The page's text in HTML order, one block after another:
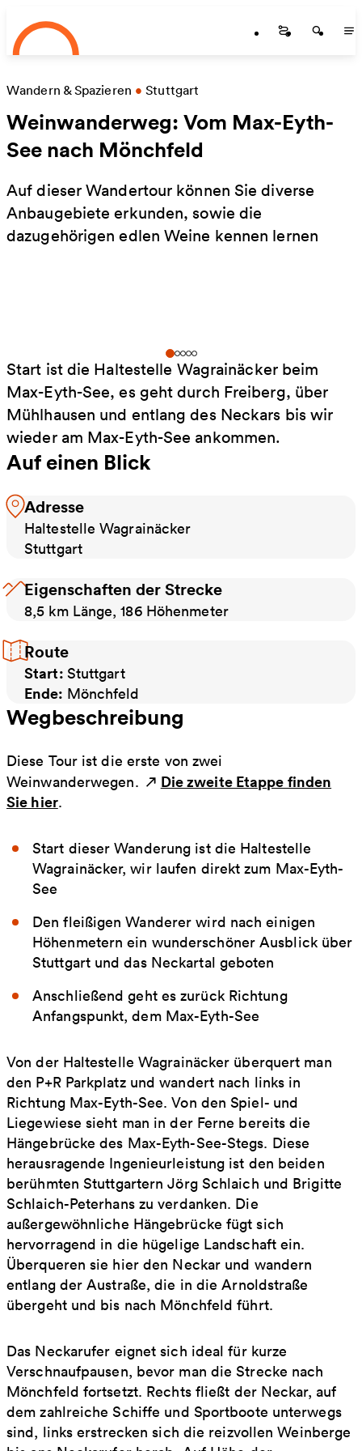
Zum Hauptinhalt springen
Startseite
Wandern & Spazieren • Stuttgart
Weinwanderweg: Vom Max-Eyth-
See nach Mönchfeld
Auf dieser Wandertour können Sie diverse
Anbaugebiete erkunden, sowie die
dazugehörigen edlen Weine kennen lernen
Start ist die Haltestelle Wagrainäcker beim
Max-Eyth-See, es geht durch Freiberg, über
Mühlhausen und entlang des Neckars bis wir
wieder am Max-Eyth-See ankommen.
Auf einen Blick
Adresse
Haltestelle Wagrainäcker
Stuttgart
Eigenschaften der Strecke
8,5 km Länge, 186 Höhenmeter
Route
Start: Stuttgart
Ende: Mönchfeld
Wegbeschreibung
Diese Tour ist die erste von zwei
Weinwanderwegen.
Die zweite Etappe finden
Sie hier.
Start dieser Wanderung ist die Haltestelle
Wagrainäcker, wir laufen direkt zum Max-Eyth-
See
Den fleißigen Wanderer wird nach einigen
Höhenmetern ein wunderschöner Ausblick über
Stuttgart und das Neckartal geboten
Anschließend geht es zurück Richtung
Anfangspunkt, dem Max-Eyth-See
Von der Haltestelle Wagrainäcker überquert man
den P+R Parkplatz und wandert nach links in
Richtung Max-Eyth-See. Von den Spiel- und
Liegewiese sieht man in der Ferne bereits die
Hängebrücke des Max-Eyth-See-Stegs. Diese
herausragende Ingenieurleistung ist den beiden
berühmten Stuttgartern Jörg Schlaich und Brigitte
Schlaich-Peterhans zu verdanken. Die
außergewöhnliche Hängebrücke fügt sich
hervorragend in die hügelige Landschaft ein.
Überqueren sie hier den Neckar und wandern
entlang der Austraße, die in die Arnoldstraße
übergeht und bis nach Mönchfeld führt.
Das Neckarufer eignet sich ideal für kurze
Verschnaufpausen, bevor man die Strecke nach
Mönchfeld fortsetzt. Rechts fließt der Neckar, auf
dem zahlreiche Schiffe und Sportboote unterwegs
sind, links erstrecken sich die reizvollen Weinberge